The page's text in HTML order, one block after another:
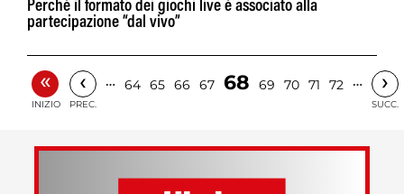
Perché il formato dei giochi live è associato alla
partecipazione “dal vivo”
«
INIZIO
‹
PREC.
… 64 65 66 67 68 69 70 71 72 … ›
SUCC.